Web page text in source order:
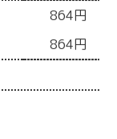
864円
864円